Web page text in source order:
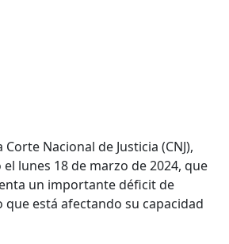
Nacional de Justicia (CNJ),
el lunes 18 de marzo de 2024, que
un importante déficit de
que está afectando su capacidad